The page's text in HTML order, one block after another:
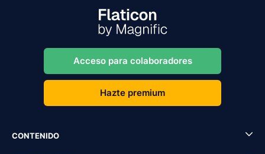
Acceso para colaboradores
Hazte premium
CONTENIDO